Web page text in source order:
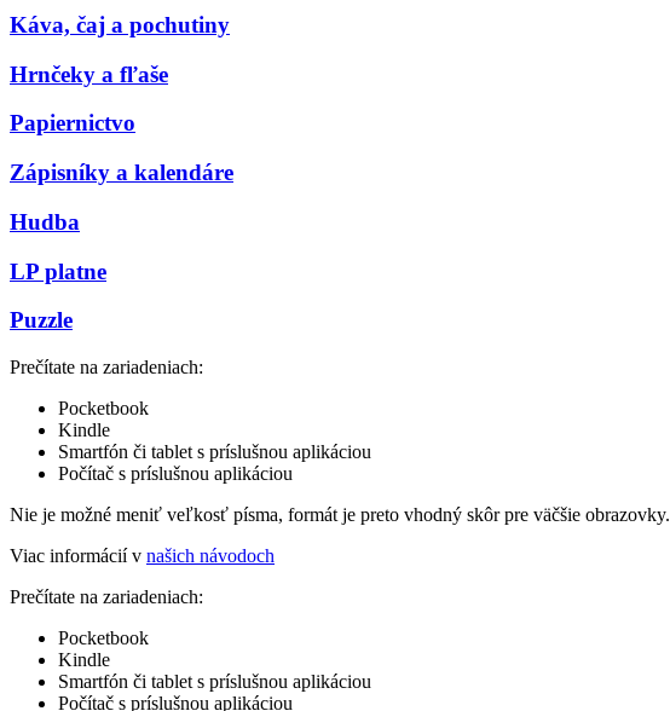
Káva, čaj a pochutiny
Hrnčeky a fľaše
Papiernictvo
Zápisníky a kalendáre
Hudba
LP platne
Puzzle
Prečítate na zariadeniach:
Pocketbook
Kindle
Smartfón či tablet s príslušnou aplikáciou
Počítač s príslušnou aplikáciou
Nie je možné meniť veľkosť písma, formát je preto vhodný skôr pre väčšie obrazovky.
Viac informácií v našich návodoch
Prečítate na zariadeniach:
Pocketbook
Kindle
Smartfón či tablet s príslušnou aplikáciou
Počítač s príslušnou aplikáciou